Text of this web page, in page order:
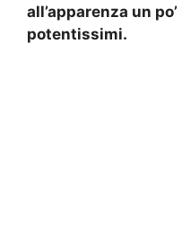
all’apparenza un
potentissimi.